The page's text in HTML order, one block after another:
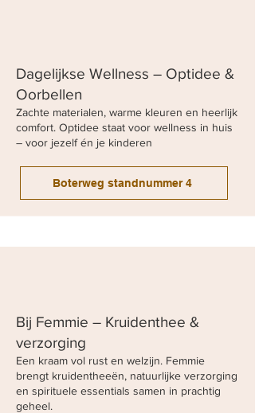
Dagelijkse Wellness – Optidee &
Oorbellen
Zachte materialen, warme kleuren en heerlijk
comfort. Optidee staat voor wellness in huis
– voor jezelf én je kinderen
Boterweg standnummer 4
Bij Femmie – Kruidenthee &
verzorging
Een kraam vol rust en welzijn. Femmie
brengt kruidentheeën, natuurlijke verzorging
en spirituele essentials samen in prachtig
geheel.